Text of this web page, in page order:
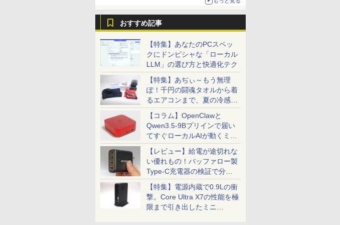
ニンテンドーeショップでは「大神 絶景版」が
おすすめ記事
【特集】あなたのPCスペッ
クにドンピシャな「ローカル
LLM」の選び方と快適化テク
【特集】あぢぃ～もう無理
ぽ！千円の闘魂タオルから着
るエアコンまで、夏の冷感グ
ッズ一挙紹介
【コラム】OpenClawと
Qwen3.5-9Bプリインで届い
てすぐローカルAIが動くミニ
PC「SER9 Pro」
【レビュー】給電が途切れな
い優れもの！バッファロー製
Type-C充電器の検証で分か
ったこと
【特集】電源内蔵で0.9Lの衝
撃。Core Ultra X7の性能を極
限まで引き出したミニ